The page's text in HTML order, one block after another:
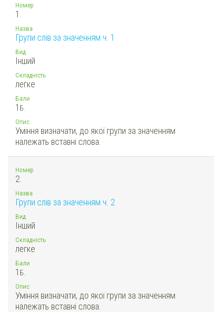
Номер
1.
Назва
Групи слів за значенням ч. 1
Вид
Інший
Складність
легке
Бали
1 Б.
Опис
Уміння визначати, до якої групи за значенням
належать вставні слова.
Номер
2.
Назва
Групи слів за значенням ч. 2
Вид
Інший
Складність
легке
Бали
1 Б.
Опис
Уміння визначати, до якої групи за значенням
належать вставні слова.